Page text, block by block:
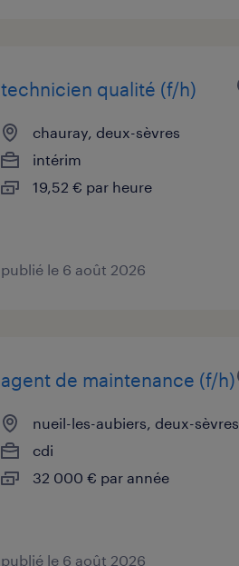
technicien qualité (f/h)
chauray, deux-sèvres
intérim
19,52 € par heure
publié le 6 août 2026
agent de maintenance (f/h)
nueil-les-aubiers, deux-sèvres
cdi
32 000 € par année
publié le 6 août 2026